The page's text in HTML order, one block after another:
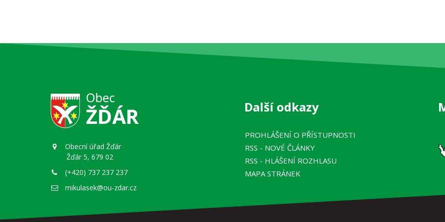
Obecní úřad Žďár
Žďár 5, 679 02
(+420) 737 237 237
mikulasek@ou-zdar.cz
Další odkazy
PROHLÁŠENÍ O PŘÍSTUPNOSTI
RSS - NOVÉ ČLÁNKY
RSS - HLÁŠENÍ ROZHLASU
MAPA STRÁNEK